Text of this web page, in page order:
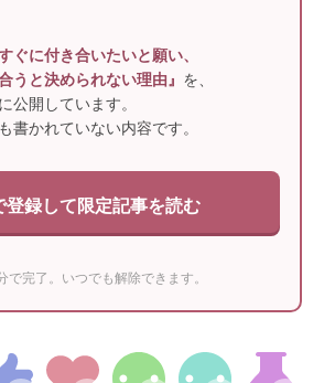
ぐに付き合いたいと願い、
うと決められない理由』 を、
公開しています。
書かれていない内容です。
登録して限定記事を読む
で完了。いつでも解除できます。